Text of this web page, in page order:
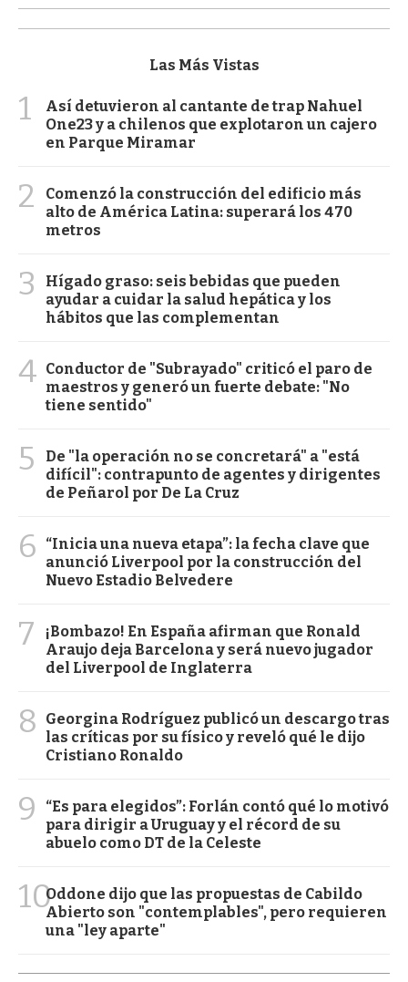
Las Más Vistas
1
Así detuvieron al cantante de trap Nahuel
One23 y a chilenos que explotaron un cajero
en Parque Miramar
2
Comenzó la construcción del edificio más
alto de América Latina: superará los 470
metros
3
Hígado graso: seis bebidas que pueden
ayudar a cuidar la salud hepática y los
hábitos que las complementan
4 Conductor de "Subrayado" criticó el paro de
maestros y generó un fuerte debate: "No
tiene sentido"
5
De "la operación no se concretará" a "está
difícil": contrapunto de agentes y dirigentes
de Peñarol por De La Cruz
6
“Inicia una nueva etapa”: la fecha clave que
anunció Liverpool por la construcción del
Nuevo Estadio Belvedere
7
¡Bombazo! En España afirman que Ronald
Araujo deja Barcelona y será nuevo jugador
del Liverpool de Inglaterra
8
Georgina Rodríguez publicó un descargo tras
las críticas por su físico y reveló qué le dijo
Cristiano Ronaldo
9
“Es para elegidos”: Forlán contó qué lo motivó
para dirigir a Uruguay y el récord de su
abuelo como DT de la Celeste
10Oddone dijo que las propuestas de Cabildo
Abierto son "contemplables", pero requieren
una "ley aparte"